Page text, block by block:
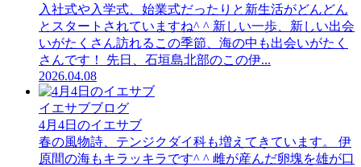
入社式や入学式、始業式だったりと新生活がどんどん
とスタートされていますね^ ^ 新しい一歩、新しい出会
いがたくさん訪れるこの季節、海の中も出会いがたく
さんです！ 先日、石垣島北部のこの伊...
2026.04.08
イエサブブログ
4月4日のイエサブ
春の風物詩、テンジクダイ科も増えてきています。 伊
原間の海もキラッキラです^ ^ 雌が産んだ卵塊を雄が口